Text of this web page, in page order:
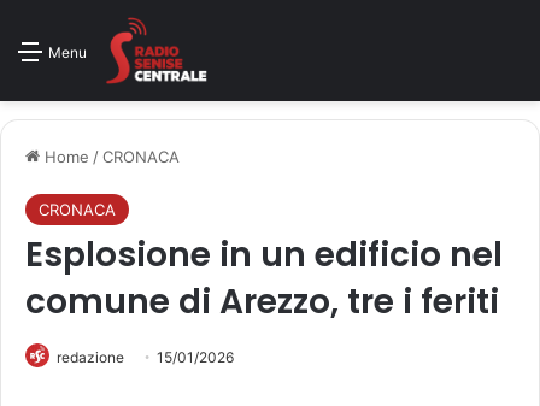
Menu
Home /CRONACA
CRONACA
Esplosione in un edificio nel
comune di Arezzo, tre i feriti
redazione 15/01/2026